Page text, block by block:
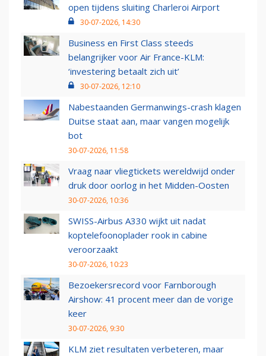
open tijdens sluiting Charleroi Airport
30-07-2026, 14:30
Business en First Class steeds
belangrijker voor Air France-KLM:
‘investering betaalt zich uit’
30-07-2026, 12:10
Nabestaanden Germanwings-crash klagen
Duitse staat aan, maar vangen mogelijk
bot
30-07-2026, 11:58
Vraag naar vliegtickets wereldwijd onder
druk door oorlog in het Midden-Oosten
30-07-2026, 10:36
SWISS-Airbus A330 wijkt uit nadat
koptelefoonoplader rook in cabine
veroorzaakt
30-07-2026, 10:23
Bezoekersrecord voor Farnborough
Airshow: 41 procent meer dan de vorige
keer
30-07-2026, 9:30
KLM ziet resultaten verbeteren, maar